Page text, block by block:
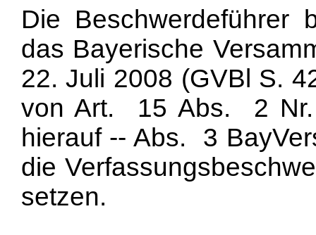
Die Beschwerdeführer
das Bayerische
22. Juli 2008 (GVBl S.
von Art. 15 Abs. 2
hierauf -- Abs. 3
die
setzen.